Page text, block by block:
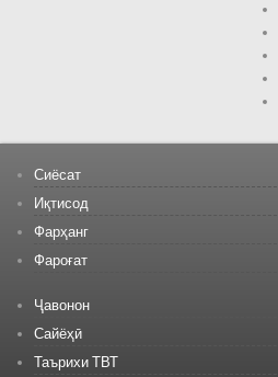
Сиёсат
Иқтисод
Фарҳанг
Фароғат
Ҷавонон
Сайёҳӣ
Таърихи ТВТ